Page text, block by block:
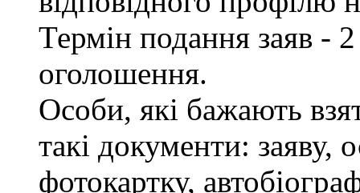
Термін подання заяв -
оголошення.
Особи, які бажають
такі документи: заяву,
фотокартку,